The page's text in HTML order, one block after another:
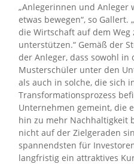
„Anlegerinnen und Anleger
etwas bewegen“, so
die Wirtschaft auf dem
unterstützen.“ Gemäß der
der Anleger, dass sowohl in
Musterschüler unter den
als auch in solche, die sich
Transformationsprozess
Unternehmen gemeint, die
hin zu mehr Nachhaltigkeit
nicht auf der Zielgeraden
spannendsten für
langfristig ein attraktives